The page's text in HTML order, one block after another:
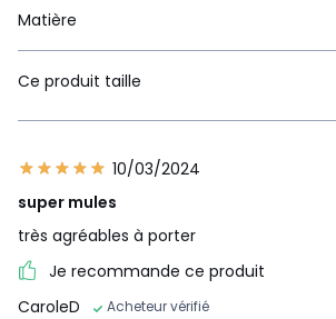
Matière
Ce produit taille
10/03/2024
super mules
très agréables à porter
Je recommande ce produit
CaroleD
Acheteur vérifié